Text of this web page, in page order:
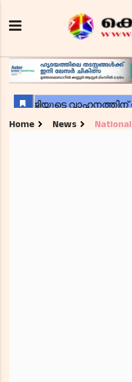
Home News National